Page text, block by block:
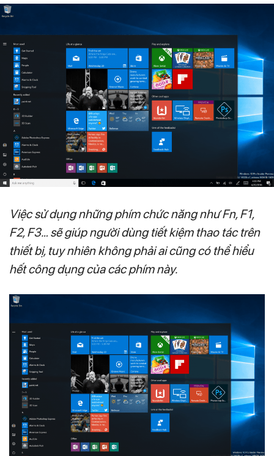
Việc sử dụng những phím chức năng như Fn, F1,
F2, F3… sẽ giúp người dùng tiết kiệm thao tác trên
thiết bị, tuy nhiên không phải ai cũng có thể hiểu
hết công dụng của các phím này.